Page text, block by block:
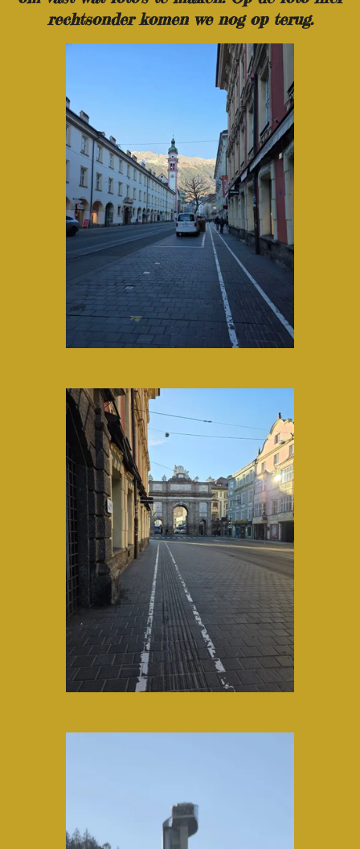
rechtsonder komen we nog op terug.